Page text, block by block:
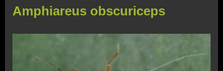
Amphiareus obscuriceps